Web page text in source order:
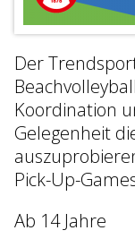
Der
Koordination
Gelegenheit
Pick-Up-
Ab 14 Jahre